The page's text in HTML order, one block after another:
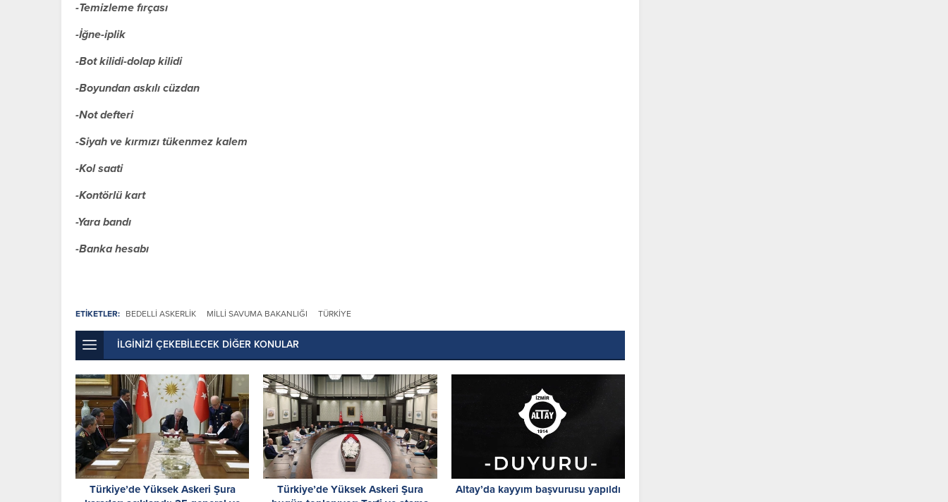
-Temizleme fırçası
-İğne-iplik
-Bot kilidi-dolap kilidi
-Boyundan askılı cüzdan
-Not defteri
-Siyah ve kırmızı tükenmez kalem
-Kol saati
-Kontörlü kart
-Yara bandı
-Banka hesabı
ETİKETLER: BEDELLI ASKERLIK MILLI SAVUMA BAKANLIĞI TÜRKIYE
İLGİNİZİ ÇEKEBİLECEK DİĞER KONULAR
Türkiye’de Yüksek Askeri Şura
Türkiye’de Yüksek Askeri Şura
Altay’da kayyım başvurusu yapıldı